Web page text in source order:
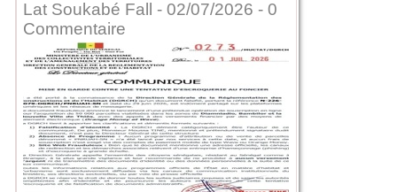
Lat Soukabé Fall - 02/07/2026 - 0
Commentaire